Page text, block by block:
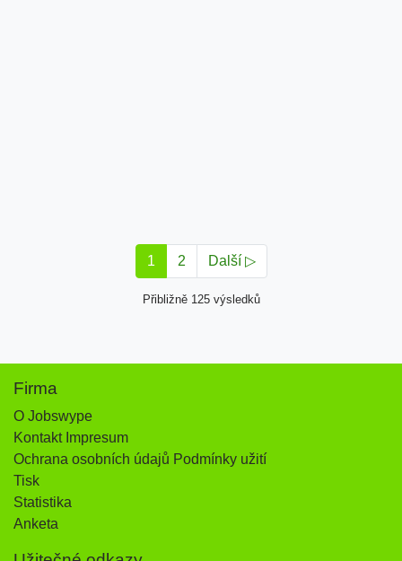
1 2 Další ▷
Přibližně 125 výsledků
Firma
O Jobswype
Kontakt Impresum
Ochrana osobních údajů Podmínky užití
Tisk
Statistika
Anketa